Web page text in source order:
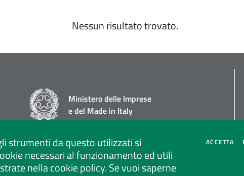
Nessun risultato trovato.
strumenti da questo utilizzati si
necessari al funzionamento ed utili
nella cookie policy. Se vuoi saperne
ACCETTA
Ministero delle Imprese
e del Made in Italy
Social media policy Privacy policy call center